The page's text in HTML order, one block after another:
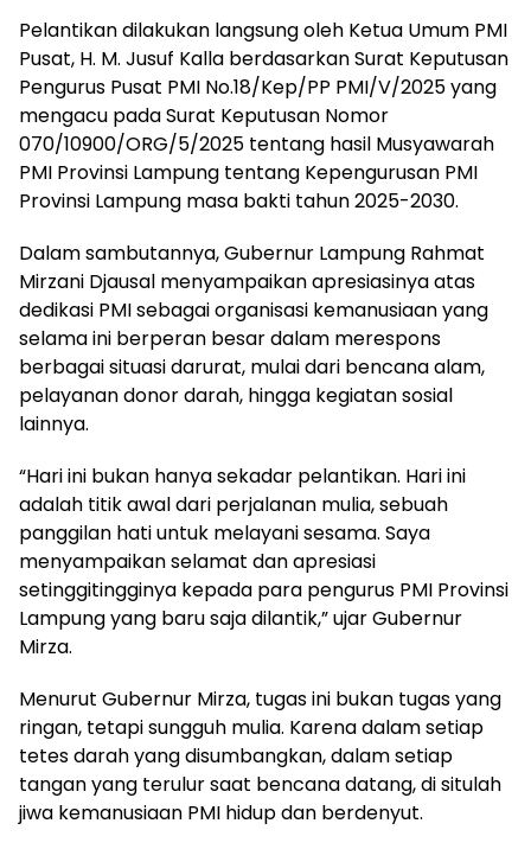
Pelantikan dilakukan langsung oleh Ketua Umum PMI
Pusat, H. M. Jusuf Kalla berdasarkan Surat Keputusan
Pengurus Pusat PMI No.18/Kep/PP PMI/V/2025 yang
mengacu pada Surat Keputusan Nomor
070/10900/ORG/5/2025 tentang hasil Musyawarah
PMI Provinsi Lampung tentang Kepengurusan PMI
Provinsi Lampung masa bakti tahun 2025-2030.
Dalam sambutannya, Gubernur Lampung Rahmat
Mirzani Djausal menyampaikan apresiasinya atas
dedikasi PMI sebagai organisasi kemanusiaan yang
selama ini berperan besar dalam merespons
berbagai situasi darurat, mulai dari bencana alam,
pelayanan donor darah, hingga kegiatan sosial
lainnya.
“Hari ini bukan hanya sekadar pelantikan. Hari ini
adalah titik awal dari perjalanan mulia, sebuah
panggilan hati untuk melayani sesama. Saya
menyampaikan selamat dan apresiasi
setinggitingginya kepada para pengurus PMI Provinsi
Lampung yang baru saja dilantik,” ujar Gubernur
Mirza.
Menurut Gubernur Mirza, tugas ini bukan tugas yang
ringan, tetapi sungguh mulia. Karena dalam setiap
tetes darah yang disumbangkan, dalam setiap
tangan yang terulur saat bencana datang, di situlah
jiwa kemanusiaan PMI hidup dan berdenyut.